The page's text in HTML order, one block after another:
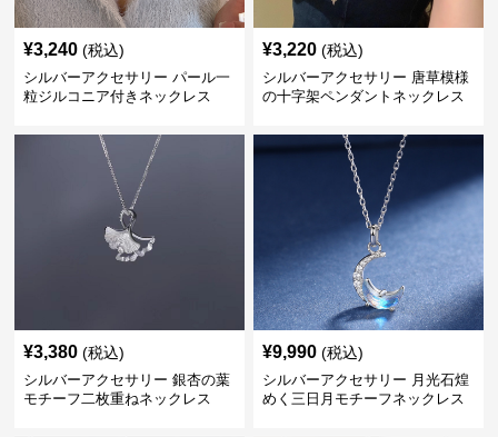
¥3,240 (税込)
シルバーアクセサリー パール一
粒ジルコニア付きネックレス
¥3,220 (税込)
シルバーアクセサリー 唐草模様
の十字架ペンダントネックレス
¥3,380 (税込)
シルバーアクセサリー 銀杏の葉
モチーフ二枚重ねネックレス
¥9,990 (税込)
シルバーアクセサリー 月光石煌
めく三日月モチーフネックレス